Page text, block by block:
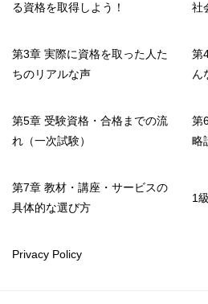
る資格を取得しよう！
社
第3章 実際に資格を取った人た
ちのリアルな声
第
ん
第5章 受験資格・合格までの流
れ（一次試験）
第
略
第7章 教材・講座・サービスの
具体的な選び方
1
Privacy Policy